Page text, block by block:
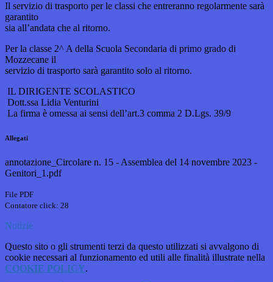
Il servizio di trasporto per le classi che entreranno regolarmente sarà
garantito
sia all’andata che al ritorno.
Per la classe 2^ A della Scuola Secondaria di primo grado di
Mozzecane il
servizio di trasporto sarà garantito solo al ritorno.
IL DIRIGENTE SCOLASTICO
Dott.ssa Lidia Venturini
La firma è omessa ai sensi dell’art.3 comma 2 D.Lgs. 39/9
Allegati
annotazione_Circolare n. 15 - Assemblea del 14 novembre 2023 -
Genitori_1.pdf
File PDF
Contatore click: 28
Notizie
Questo sito o gli strumenti terzi da questo utilizzati si avvalgono di
cookie necessari al funzionamento ed utili alle finalità illustrate nella
COOKIE POLICY.